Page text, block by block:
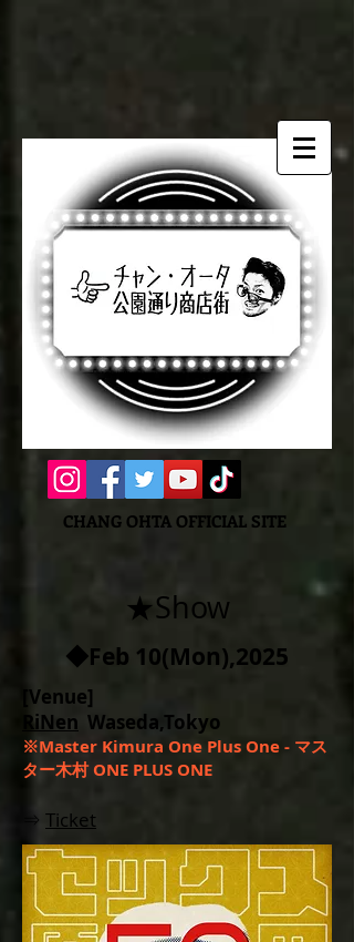
CHANG OHTA OFFICIAL SITE
★Show
◆Feb 10(Mon),2025
[Venue]​​
RiNen Waseda,Tokyo
※Master Kimura One Plus One - マス
ター木村 ONE PLUS ONE
​⇒ Ticket